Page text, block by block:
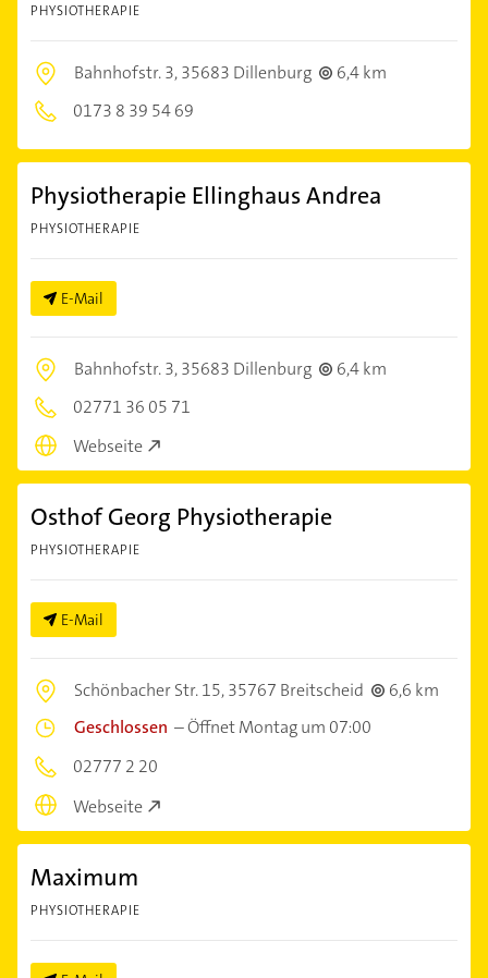
PHYSIOTHERAPIE
Bahnhofstr. 3,35683 Dillenburg
6,4 km
0173 8 39 54 69
Physiotherapie Ellinghaus Andrea
PHYSIOTHERAPIE
E-Mail
Bahnhofstr. 3,35683 Dillenburg
6,4 km
02771 36 05 71
Webseite
Osthof Georg Physiotherapie
PHYSIOTHERAPIE
E-Mail
Schönbacher Str. 15,35767 Breitscheid
6,6 km
Geschlossen –Öffnet Montag um 07:00
02777 2 20
Webseite
Maximum
PHYSIOTHERAPIE